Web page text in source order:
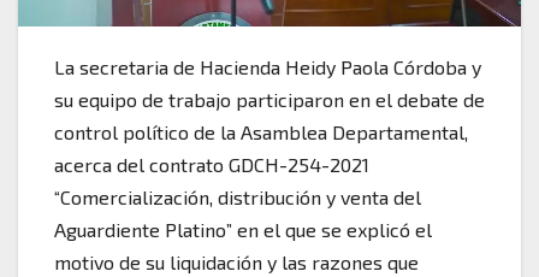
La secretaria de Hacienda Heidy Paola Córdoba y
su equipo de trabajo participaron en el debate de
control político de la Asamblea Departamental,
acerca del contrato GDCH-254-2021
“Comercialización, distribución y venta del
Aguardiente Platino” en el que se explicó el
motivo de su liquidación y las razones que